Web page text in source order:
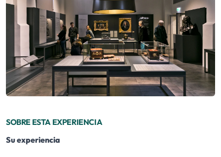
SOBRE ESTA EXPERIENCIA
Su experiencia